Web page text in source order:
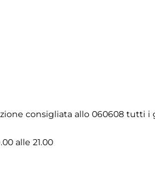
consigliata allo 060608 tutti i
alle 21.00